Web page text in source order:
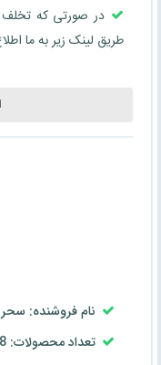
در صورتی که
طریق لینک زیر به ما
نام فروشنده:
تعداد محصولات: 618